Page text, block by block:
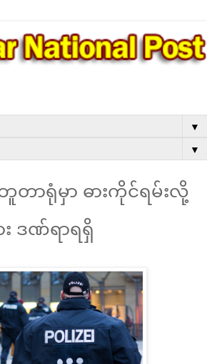
▼
▼
တာရုံမှာ ဓားကိုင်ရမ်းလို့
း ဒဏ်ရာရရှိ